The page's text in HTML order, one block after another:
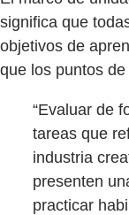
significa que
objetivos de
que los puntos
“Evaluar de
tareas que
industria
presenten
practicar